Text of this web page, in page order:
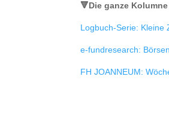
🔻Die ganze
Logbuch-Serie: Kleine
e-fundresearch:
FH JOANNEUM: